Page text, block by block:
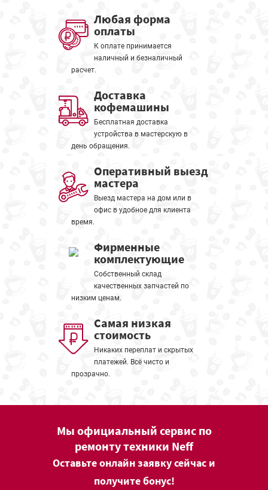
Любая форма
оплаты
К оплате принимается
наличный и безналичный
расчет.
Доставка
кофемашины
Бесплатная доставка
устройства в мастерскую в
день обращения.
Оперативный выезд
мастера
Выезд мастера на дом или в
офис в удобное для клиента
время.
Фирменные
комплектующие
Собственный склад
качественных запчастей по
низким ценам.
Самая низкая
стоимость
Никаких переплат и скрытых
платежей. Всё чисто и
прозрачно.
Мы официальный сервис по
ремонту техники Neff
Оставьте онлайн заявку сейчас и
получите бонус!